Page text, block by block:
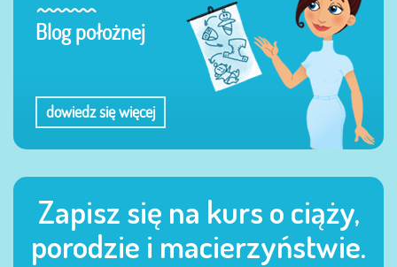
Blog położnej
dowiedz się więcej
Zapisz się na kurs o ciąży,
porodzie i macierzyństwie.